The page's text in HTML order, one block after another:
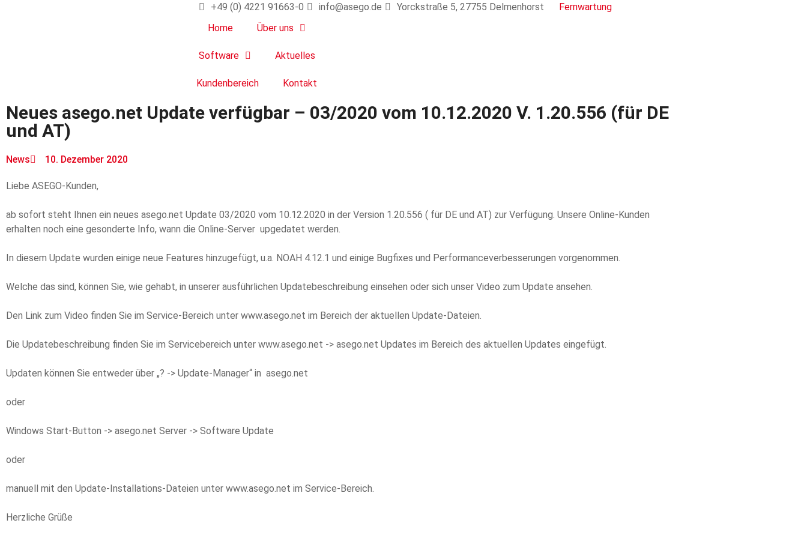
+49 (0) 4221 91663-0 info@asego.de Yorckstraße 5, 27755 Delmenhorst
Fernwartung
Home
Über uns
Software Aktuelles
Kundenbereich Kontakt
Neues asego.net Update verfügbar – 03/2020 vom 10.12.2020 V. 1.20.556 (für DE
und AT)
News 10. Dezember 2020
Liebe ASEGO-Kunden,
ab sofort steht Ihnen ein neues asego.net Update 03/2020 vom 10.12.2020 in der Version 1.20.556 ( für DE und AT) zur Verfügung. Unsere Online-Kunden
erhalten noch eine gesonderte Info, wann die Online-Server upgedatet werden.
In diesem Update wurden einige neue Features hinzugefügt, u.a. NOAH 4.12.1 und einige Bugfixes und Performanceverbesserungen vorgenommen.
Welche das sind, können Sie, wie gehabt, in unserer ausführlichen Updatebeschreibung einsehen oder sich unser Video zum Update ansehen.
Den Link zum Video finden Sie im Service-Bereich unter www.asego.net im Bereich der aktuellen Update-Dateien.
Die Updatebeschreibung finden Sie im Servicebereich unter www.asego.net -> asego.net Updates im Bereich des aktuellen Updates eingefügt.
Updaten können Sie entweder über „? -> Update-Manager“ in asego.net
oder
Windows Start-Button -> asego.net Server -> Software Update
oder
manuell mit den Update-Installations-Dateien unter www.asego.net im Service-Bereich.
Herzliche Grüße